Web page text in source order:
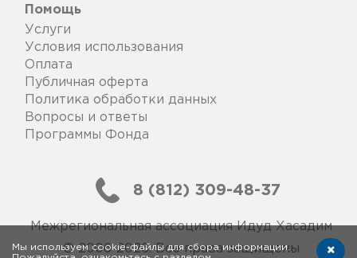
Помощь
Услуги
Условия использования
Оплата
Публичная оферта
Политика обработки данных
Вопросы и ответы
Программы Фонда
Межрегиональная ассоциация Идуд Хасадим
© 2006-2026. Все права защищены
8 (812) 309-48-37
Мы используем cookie-файлы для сбора информации.